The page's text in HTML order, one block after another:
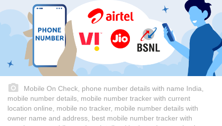
Mobile On Check, phone number details with name India,
mobile number details, mobile number tracker with current
location online, mobile no tracker, mobile number details with
owner name and address, best mobile number tracker with